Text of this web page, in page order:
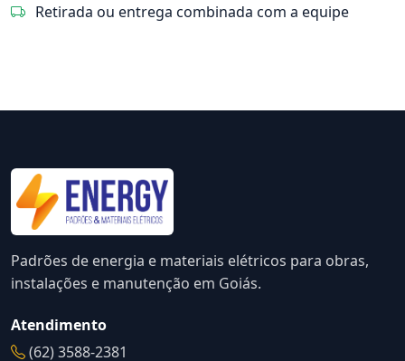
Retirada ou entrega combinada com a equipe
Padrões de energia e materiais elétricos para obras,
instalações e manutenção em Goiás.
Atendimento
(62) 3588-2381